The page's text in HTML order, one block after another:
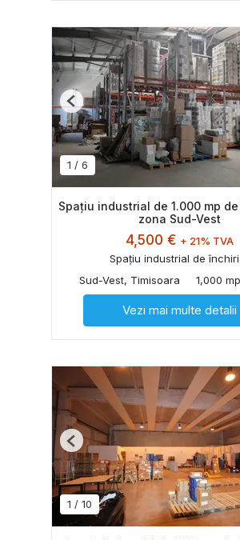
1 / 6
Previous
Spațiu industrial de 1.000 mp
zona Sud-Vest
4,500 € + 21% TVA
Spațiu industrial de
Sud-Vest, Timisoara
1,000 mp
Vezi mai multe detalii
1 / 10
Previous